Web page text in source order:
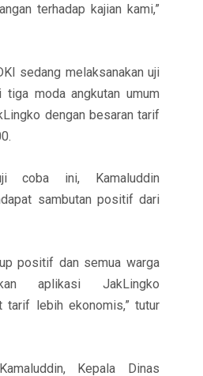
terhadap kajian kami,”
sedang melaksanakan uji
moda angkutan umum
dengan besaran tarif
coba ini, Kamaluddin
sambutan positif dari
positif dan semua warga
aplikasi JakLingko
tarif lebih ekonomis,” tutur
Kepala Dinas